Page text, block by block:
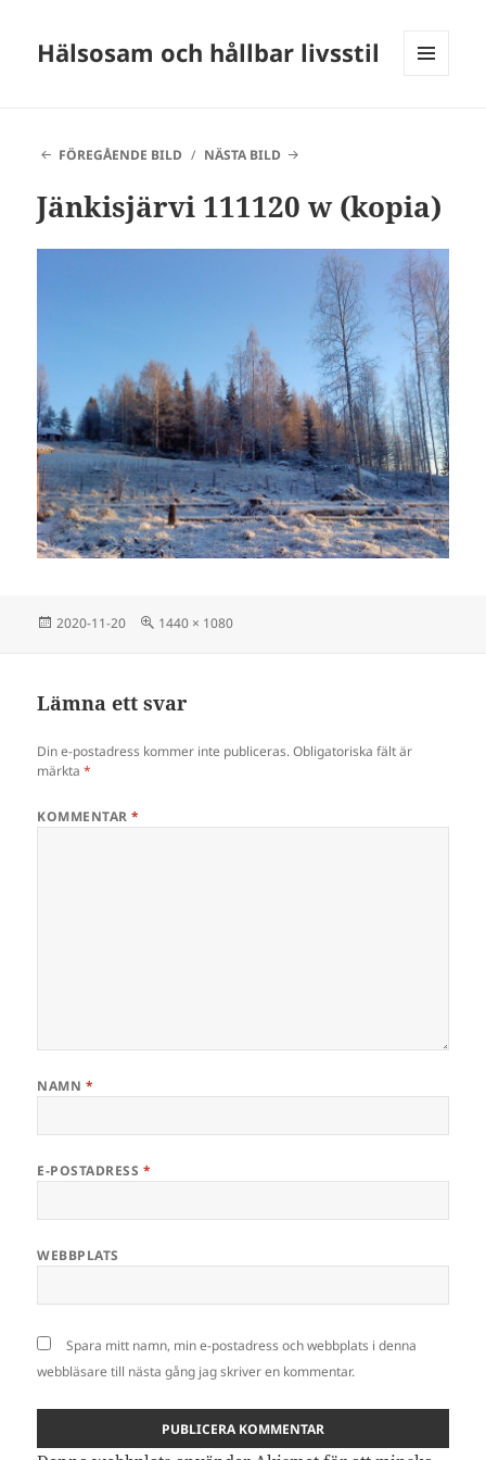
Hälsosam och hållbar livsstil
FÖREGÅENDE BILD
NÄSTA BILD
Jänkisjärvi 111120 w (kopia)
Postat
2020-11-20
Full
1440 × 1080
Lämna ett svar
Din e-postadress kommer inte publiceras. Obligatoriska fält är
märkta*
KOMMENTAR*
NAMN *
E-POSTADRESS *
WEBBPLATS
Spara mitt namn, min e-postadress och webbplats i denna
webbläsare till nästa gång jag skriver en kommentar.